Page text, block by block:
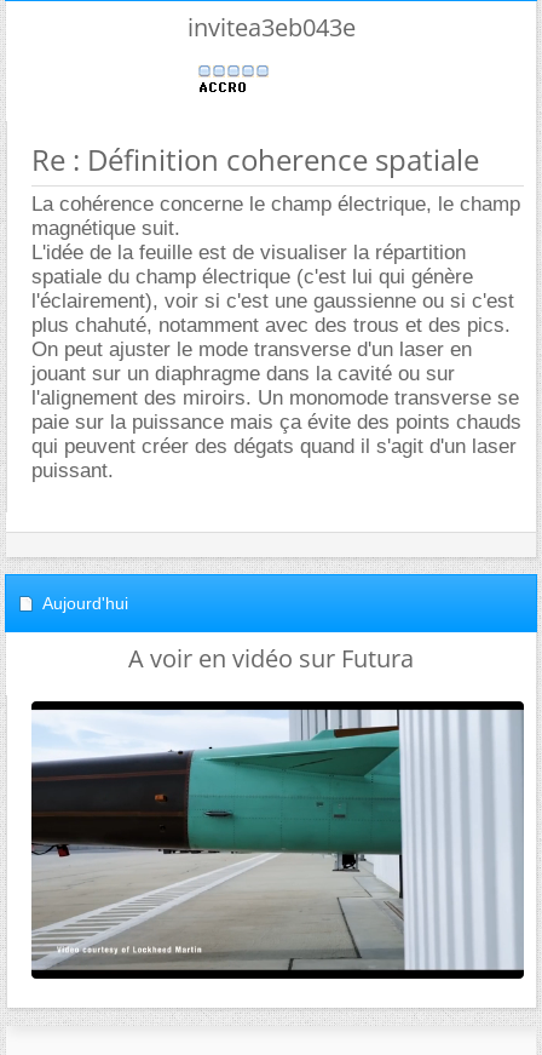
invitea3eb043e
Re : Définition coherence spatiale
La cohérence concerne le champ électrique, le champ
magnétique suit.
L'idée de la feuille est de visualiser la répartition
spatiale du champ électrique (c'est lui qui génère
l'éclairement), voir si c'est une gaussienne ou si c'est
plus chahuté, notamment avec des trous et des pics.
On peut ajuster le mode transverse d'un laser en
jouant sur un diaphragme dans la cavité ou sur
l'alignement des miroirs. Un monomode transverse se
paie sur la puissance mais ça évite des points chauds
qui peuvent créer des dégats quand il s'agit d'un laser
puissant.
Aujourd'hui
A voir en vidéo sur Futura